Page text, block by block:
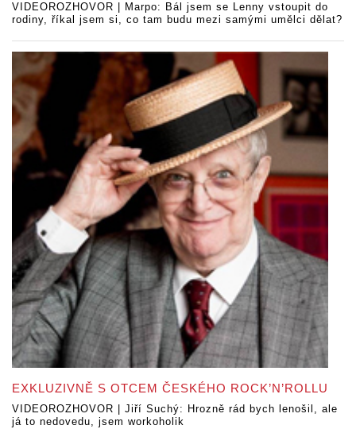
VIDEOROZHOVOR | Marpo: Bál jsem se Lenny vstoupit do
rodiny, říkal jsem si, co tam budu mezi samými umělci dělat?
EXKLUZIVNĚ S OTCEM ČESKÉHO ROCK’N’ROLLU
VIDEOROZHOVOR | Jiří Suchý: Hrozně rád bych lenošil, ale
já to nedovedu, jsem workoholik